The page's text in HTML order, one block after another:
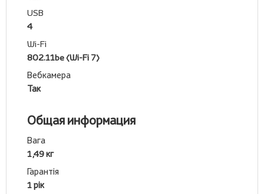
USB
4
Wi-Fi
802.11be (Wi-Fi 7)
Вебкамера
Так
Общая информация
Вага
1,49 кг
Гарантія
1 рік